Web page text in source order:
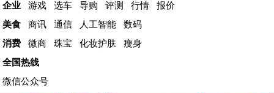
企业
游戏 选车 导购 评测 行情
报价
美食
商讯 通信 人工智能
数码
消费
微商 珠宝 化妆护肤
瘦身
全国热线
微信公众号